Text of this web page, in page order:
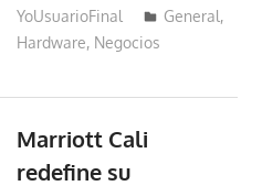
YoUsuarioFinal
General,
Hardware, Negocios
Marriott Cali
redefine su